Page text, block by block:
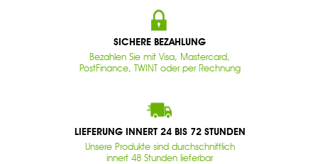
SICHERE BEZAHLUNG
Bezahlen Sie mit Visa, Mastercard,
PostFinance, TWINT oder per Rechnung
LIEFERUNG INNERT 24 BIS 72 STUNDEN
Unsere Produkte sind durchschnittlich
innert 48 Stunden lieferbar